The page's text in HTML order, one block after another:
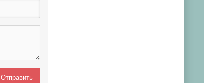
Отправить